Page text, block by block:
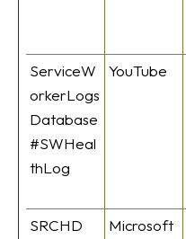
ServiceW
orkerLogs
Database
#SWHeal
thLog
YouTube
SRCHD Microsoft